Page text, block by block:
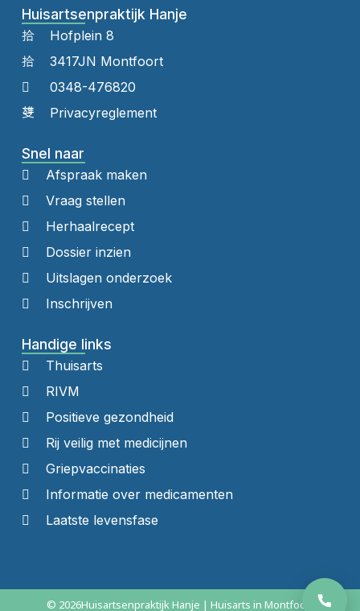
Huisartsenpraktijk Hanje
Hofplein 8
3417JN Montfoort
0348-476820
Privacyreglement
Snel naar
Afspraak maken
Vraag stellen
Herhaalrecept
Dossier inzien
Uitslagen onderzoek
Inschrijven
Handige links
Thuisarts
RIVM
Positieve gezondheid
Rij veilig met medicijnen
Griepvaccinaties
Informatie over medicamenten
Laatste levensfase
© 2026Huisartsenpraktijk Hanje | Huisarts in Montfoort